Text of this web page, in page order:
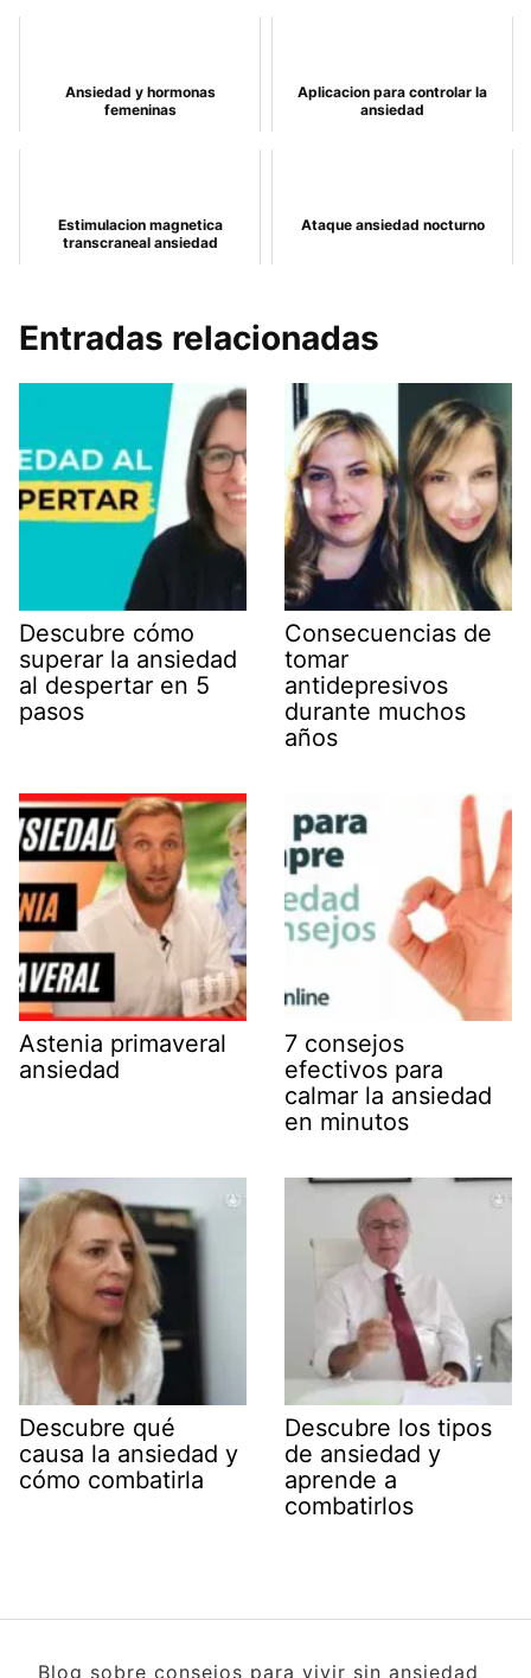
Ansiedad y hormonas
femeninas
Aplicacion para controlar la
ansiedad
Estimulacion magnetica
transcraneal ansiedad
Ataque ansiedad nocturno
Entradas relacionadas
Descubre cómo
superar la ansiedad
al despertar en 5
pasos
Consecuencias de
tomar
antidepresivos
durante muchos
años
Astenia primaveral
ansiedad
7 consejos
efectivos para
calmar la ansiedad
en minutos
Descubre qué
causa la ansiedad y
cómo combatirla
Descubre los tipos
de ansiedad y
aprende a
combatirlos
Blog sobre consejos para vivir sin ansiedad